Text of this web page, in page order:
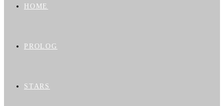
HOME
PROLOG
STARS